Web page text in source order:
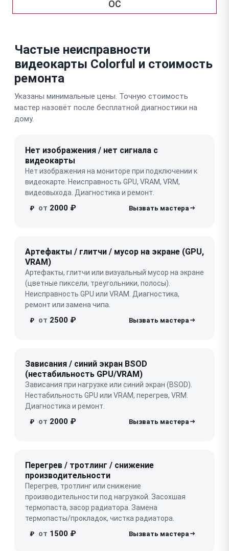
OC
Частые неисправности
видеокарты Colorful и стоимость
ремонта
Указаны минимальные цены. Точную стоимость
мастер назовёт после бесплатной диагностики на
дому.
Нет изображения / нет сигнала с
видеокарты
Нет изображения на мониторе при подключении к
видеокарте. Неисправность GPU, VRAM, VRM,
видеовыхода. Диагностика и ремонт.
₽ от 2000 ₽
Артефакты / глитчи / мусор на экране (GPU,
VRAM)
Артефакты, глитчи или визуальный мусор на экране
(цветные пиксели, треугольники, полосы).
Неисправность GPU или VRAM. Диагностика,
ремонт или замена чипа.
₽ от 2500 ₽
Зависания / синий экран BSOD
(нестабильность GPU/VRAM)
Зависания при нагрузке или синий экран (BSOD).
Нестабильность GPU или VRAM, перегрев, VRM.
Диагностика и ремонт.
₽ от 2000 ₽
Перегрев / тротлинг / снижение
производительности
Перегрев, тротлинг или снижение
производительности под нагрузкой. Засохшая
термопаста, засор радиатора. Замена
термопасты/прокладок, чистка радиатора.
₽ от 1500 ₽